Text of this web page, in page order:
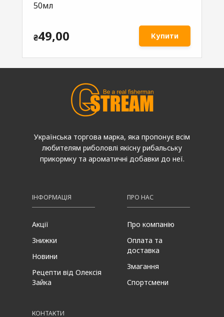
50мл
₴49,00 Купити
Українська торгова марка, яка пропонує всім
любителям риболовлі якісну рибальську
прикормку та ароматичні добавки до неї.
ІНФОРМАЦІЯ
Акції
Знижки
Новини
Рецепти від Олексія
Зайка
ПРО НАС
Про компанію
Оплата та
доставка
Змагання
Спортсмени
КОНТАКТИ